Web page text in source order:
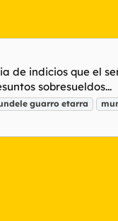
de indicios que el
sobresueldos...
guarro etarra